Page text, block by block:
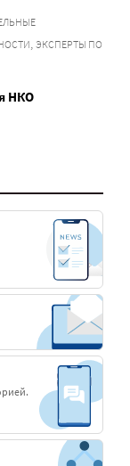
ЭКСПЕРТЫ ПО
НКО